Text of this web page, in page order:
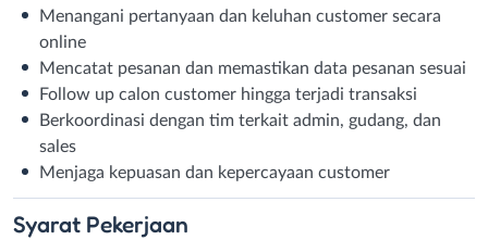
Menangani pertanyaan dan keluhan customer secara
online
Mencatat pesanan dan memastikan data pesanan sesuai
Follow up calon customer hingga terjadi transaksi
Berkoordinasi dengan tim terkait admin, gudang, dan
sales
Menjaga kepuasan dan kepercayaan customer
Syarat Pekerjaan